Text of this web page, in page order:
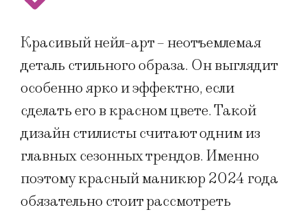
Красивый нейл-арт – неотъемлемая
деталь стильного образа. Он выглядит
особенно ярко и эффектно, если
сделать его в красном цвете. Такой
дизайн стилисты считают одним из
главных сезонных трендов. Именно
поэтому красный маникюр 2024 года
обязательно стоит рассмотреть